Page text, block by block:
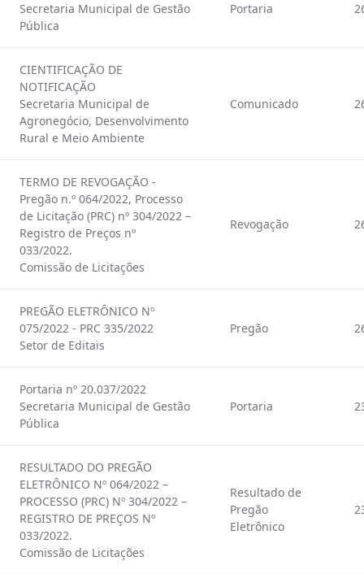
Secretaria Municipal de Gestão
Pública
Portaria
CIENTIFICAÇÃO DE
NOTIFICAÇÃO
Secretaria Municipal de
Agronegócio, Desenvolvimento
Rural e Meio Ambiente
Comunicado
TERMO DE REVOGAÇÃO -
Pregão n.º 064/2022, Processo
de Licitação (PRC) nº 304/2022 –
Registro de Preços nº
033/2022.
Comissão de Licitações
Revogação
PREGÃO ELETRÔNICO Nº
075/2022 - PRC 335/2022
Setor de Editais
Pregão
Portaria nº 20.037/2022
Secretaria Municipal de Gestão
Pública
Portaria
RESULTADO DO PREGÃO
ELETRÔNICO Nº 064/2022 –
PROCESSO (PRC) Nº 304/2022 –
REGISTRO DE PREÇOS Nº
033/2022.
Comissão de Licitações
Resultado de
Pregão
Eletrônico